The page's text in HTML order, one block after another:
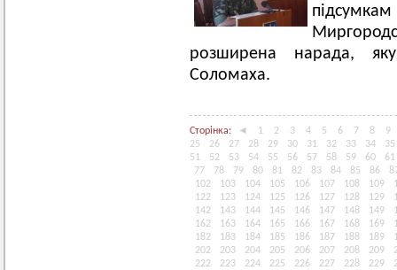
розширена нарада,
Соломаха.
Сторінка: ◄ 1 2 3 4 5 6 7 8
9
25
26 27 28 29 30 31 32 33 34
35
51
52 53 54 55 56 57 58 59 60
61
77
78 79 80 81 82 83 84 85 86
102
103 104 105 106 107 108 109
122
123 124 125 126 127 128 129
142
143 144 145 146 147 148 149
162
163 164 165 166 167 168 169
182
183 184 185 186 187 188 189
202
203 204 205 206 207 208 209
222
223 224 225 226 227 228 229